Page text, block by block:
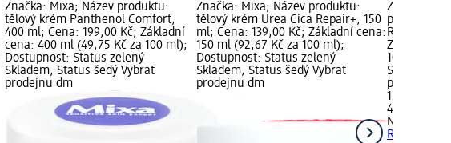
Značka: Mixa; Název produktu:
tělový krém Panthenol Comfort,
400 ml; Cena: 199,00 Kč; Základní
cena: 400 ml (49,75 Kč za 100 ml);
Dostupnost: Status zelený
Skladem, Status šedý Vybrat
prodejnu dm
Značka: Mixa; Název produktu:
tělový krém Urea Cica Repair+, 150
ml; Cena: 139,00 Kč; Základní cena:
150 ml (92,67 Kč za 100 ml);
Dostupnost: Status zelený
Skladem, Status šedý Vybrat
prodejnu dm
Značka:
produktu:
Repair,
Základní
100 ml);
Skladem,
prodejnu
179,00 Kč
400 ml
Neutrogena
Repair, 400